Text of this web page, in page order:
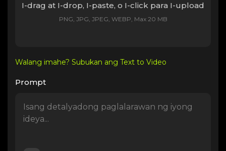
I-drag at I-drop, I-paste, o I-click para I-upload
PNG, JPG, JPEG, WEBP, Max 20 MB
Walang imahe? Subukan ang Text to Video
Prompt